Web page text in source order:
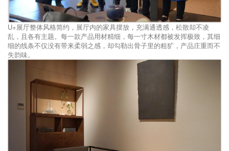
U+展厅整体风格简约，展厅内的家具摆放，充满通透感，松散却不凌
乱，且各有主题。每一款产品用材精细，每一寸木材都被发挥极致，其细
细的线条不仅没有带来柔弱之感，却勾勒出骨子里的粗犷，产品庄重而不
失韵味。